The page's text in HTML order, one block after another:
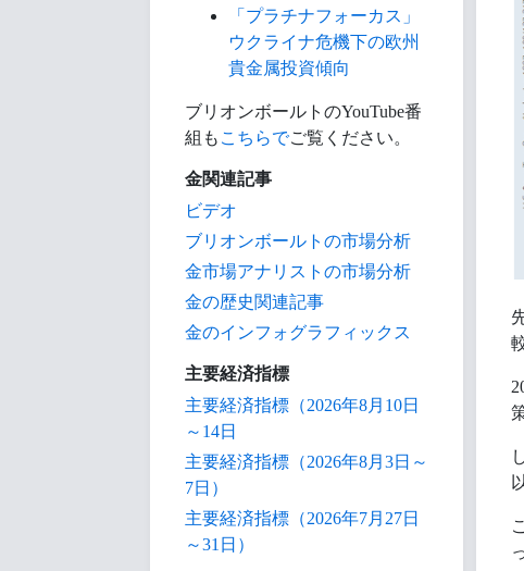
「プラチナフォーカス」
ウクライナ危機下の欧州
貴金属投資傾向
ブリオンボールトのYouTube番
組も こちらでご覧ください。
金関連記事
ビデオ
ブリオンボールトの市場分析
金市場アナリストの市場分析
金の歴史関連記事
金のインフォグラフィックス
主要経済指標
主要経済指標（2026年8月10日
～14日
主要経済指標（2026年8月3日～
7日）
主要経済指標（2026年7月27日
～31日）